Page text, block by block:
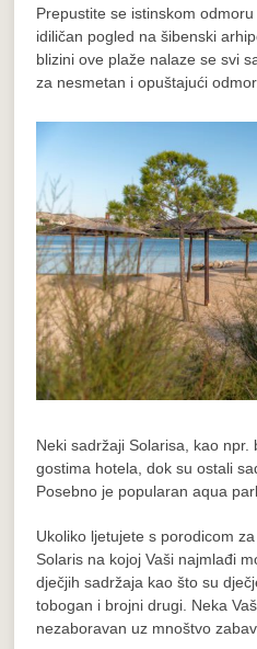
Prepustite se istinskom
idiličan pogled na šibenski
blizini ove plaže nalaze se svi
za nesmetan i opuštajući odmor.
Neki sadržaji Solarisa, kao
gostima hotela, dok su ostali
Posebno je popularanaqua
Ukoliko ljetujete s porodicom
Solaris na kojoj Vaši najmlađi
dječjih sadržaja kao što su
tobogan i brojni drugi. Neka
nezaboravan uz mnoštvo